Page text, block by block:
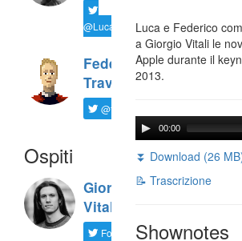
@LucaTNT
Federico
Travaini
@ftrava
Ospiti
Giorgio
Vitali
Follow
Luca e Federico
a Giorgio Vitali le
Apple durante il
2013.
00:00
⏬ Download (26
📝 Trascrizione
Shownotes